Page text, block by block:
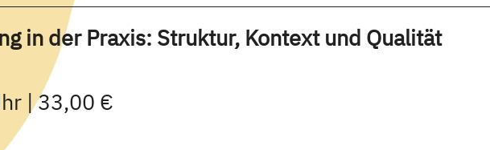
in der Praxis: Struktur, Kontext und Qualität
| 33,00 €